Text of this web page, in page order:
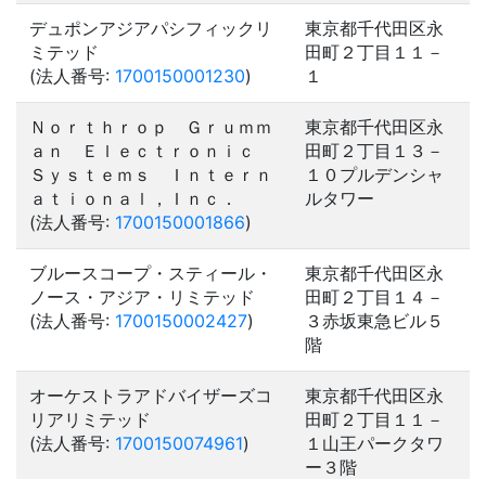
デュポンアジアパシフィックリ
ミテッド
(法人番号: 1700150001230)
東京都千代田区永
田町２丁目１１－
１
Ｎｏｒｔｈｒｏｐ Ｇｒｕｍｍ
ａｎ Ｅｌｅｃｔｒｏｎｉｃ
Ｓｙｓｔｅｍｓ Ｉｎｔｅｒｎ
ａｔｉｏｎａｌ，Ｉｎｃ．
(法人番号: 1700150001866)
東京都千代田区永
田町２丁目１３－
１０プルデンシャ
ルタワー
ブルースコープ・スティール・
ノース・アジア・リミテッド
(法人番号: 1700150002427)
東京都千代田区永
田町２丁目１４－
３赤坂東急ビル５
階
オーケストラアドバイザーズコ
リアリミテッド
(法人番号: 1700150074961)
東京都千代田区永
田町２丁目１１－
１山王パークタワ
ー３階